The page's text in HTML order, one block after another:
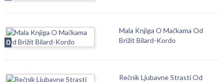
0
Mala Knjiga O Mačkama Od
Brižit Bilard-Kordo
Rečnik Ljubavne Strasti Od